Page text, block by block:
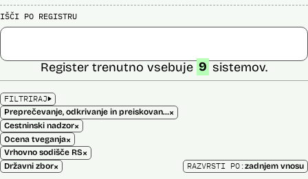
IŠČI PO REGISTRU
FILTRIRAJ
Preprečevanje, odkrivanje in preiskovanje kaznivih dejanj×
Cestninski nadzor×
Ocena tveganja×
Vrhovno sodišče RS×
Državni zbor×
Register trenutno vsebuje 9 sistemov.
RAZVRSTI PO:zadnjem vnosu